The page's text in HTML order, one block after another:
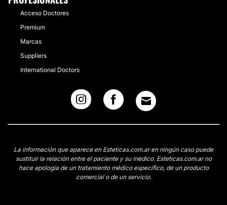
Acceso Doctores
Premium
Marcas
Suppliers
International Doctors
La información que aparece en Esteticas.com.ar en ningún caso puede
sustituir la relación entre el paciente y su médico. Esteticas.com.ar no
hace apología de un tratamiento médico específico, de un producto
comercial o de un servicio.